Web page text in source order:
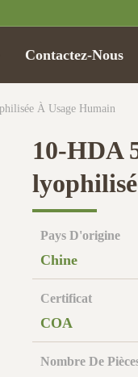
Contactez-Nous
À Usage Humain
10-HDA
Pays D'origine
Chine
Certificat
COA
Nombre De